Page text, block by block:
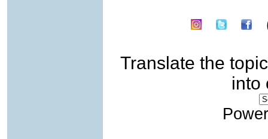
Translate the topic
into